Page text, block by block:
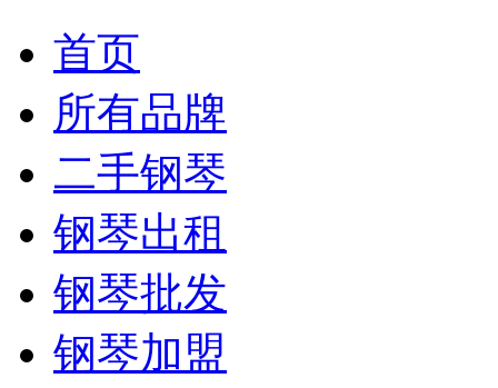
首页
所有品牌
二手钢琴
钢琴出租
钢琴批发
钢琴加盟